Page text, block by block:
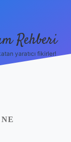
Rehberi
yaratıcı fikirler!